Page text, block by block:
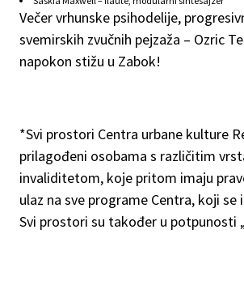
Večer vrhunske psihodelije,
svemirskih zvučnih pejzaža – Ozric
napokon stižu u Zabok!
*Svi prostori Centra urbane kulture
prilagođeni osobama s različitim
invaliditetom, koje pritom imaju
ulaz na sve programe Centra, koji se
Svi prostori su također u potpunosti